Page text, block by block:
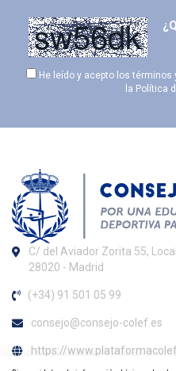
He leído y acepto los
la Política
C/ del Aviador Zorita 55, Local
28020 - Madrid
(+34) 91 501 05 99
consejo@consejo-colef.es
https://